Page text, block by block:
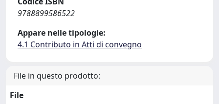
9788899586522
Appare nelle tipologie:
4.1 Contributo in Atti di convegno
File in questo prodotto:
File